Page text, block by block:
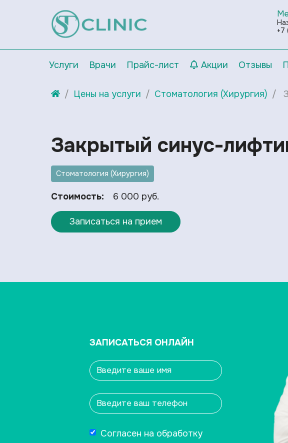
Услуги Врачи Прайс-лист Акции Отзывы
Цены на услуги Стоматология (Хирургия)
Закрытый синус-
Стоматология (Хирургия)
Стоимость: 6 000 руб.
Записаться на прием
ЗАПИСАТЬСЯ ОНЛАЙН
Согласен на обработку